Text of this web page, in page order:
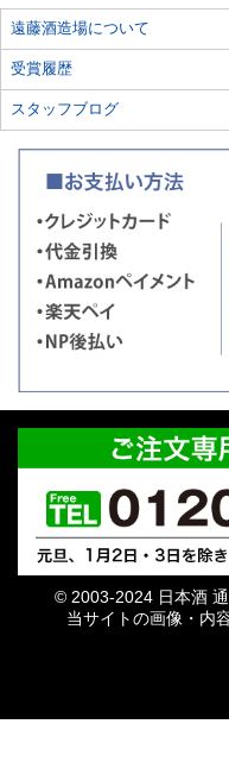
遠藤酒造場について
受賞履歴
スタッフブログ
© 2003-2024 日本酒
当サイトの画像・内